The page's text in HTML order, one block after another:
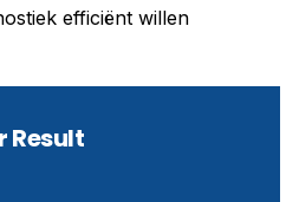
efficiënt willen
Result